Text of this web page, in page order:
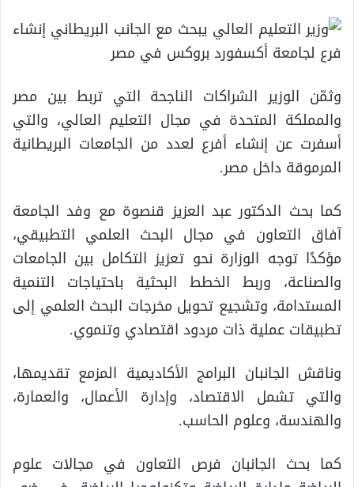
وثمّن الوزير الشراكات الناجحة التي تربط بين مصر
والمملكة المتحدة في مجال التعليم العالي، والتي
أسفرت عن إنشاء أفرع لعدد من الجامعات البريطانية
المرموقة داخل مصر.
كما بحث الدكتور عبد العزيز قنصوة مع وفد الجامعة
آفاق التعاون في مجال البحث العلمي التطبيقي،
مؤكدًا توجه الوزارة نحو تعزيز التكامل بين الجامعات
والصناعة، وربط الخطط البحثية باحتياجات التنمية
المستدامة، وتشجيع تحويل مخرجات البحث العلمي إلى
تطبيقات عملية ذات مردود اقتصادي وتنموي.
وناقش الجانبان البرامج الأكاديمية المزمع تقديمها،
والتي تشمل الاقتصاد، وإدارة الأعمال، والعمارة،
والهندسة، وعلوم الحاسب.
كما بحث الجانبان فرص التعاون في مجالات علوم